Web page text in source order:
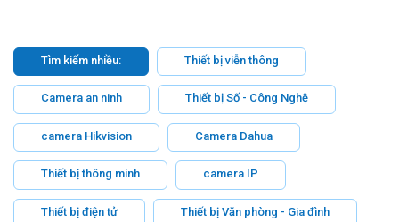
Tìm kiếm nhiều: Thiết bị viễn thông
Camera an ninh Thiết bị Số - Công Nghệ
camera Hikvision Camera Dahua
Thiết bị thông minh camera IP
Thiết bị điện tử Thiết bị Văn phòng - Gia đình